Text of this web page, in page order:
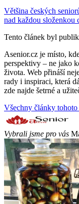
Většina českých
nad každou složenkou
Tento článek byl
Asenior.cz je místo,
perspektivy – ne jako
života. Web přináší
rady i inspiraci, která
zde najde šetrné a
Všechny články
Vybrali jsme pro vás